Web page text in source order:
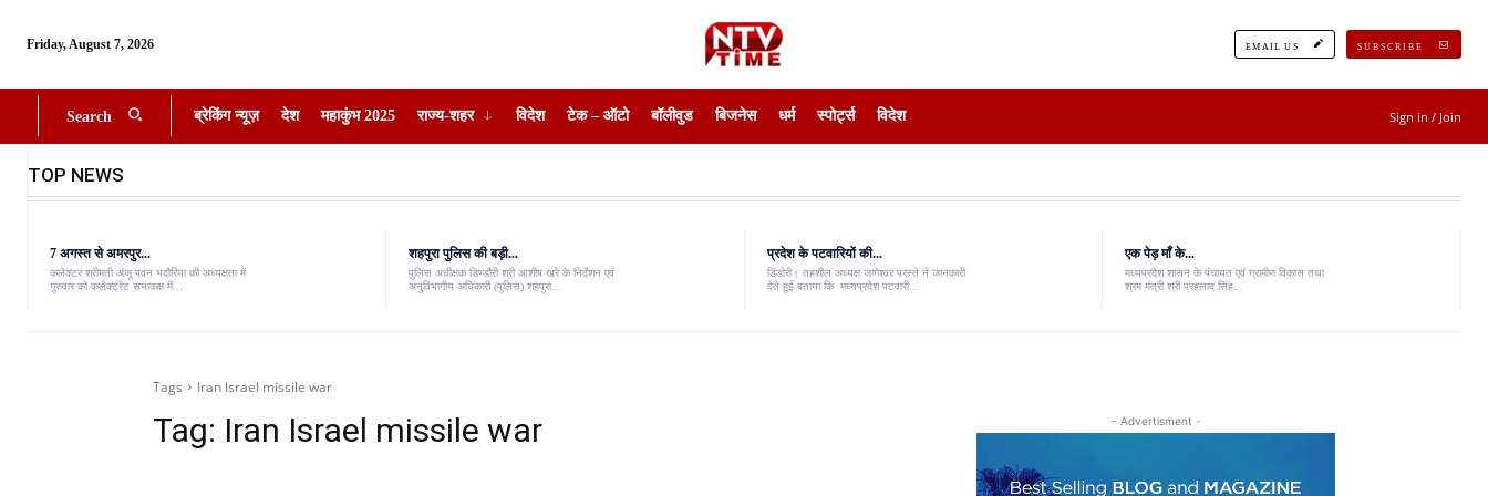
Friday, August 7, 2026 EMAIL US SUBSCRIBE
Search ब्रेकिंग न्यूज़ देश महाकुंभ 2025 राज्य-शहर विदेश टेक – ऑटो बॉलीवुड बिजनेस धर्म स्पोर्ट्स विदेश Sign in / Join
TOP NEWS
7 अगस्त से अमरपुर...
कलेक्टर श्रीमती अंजू पवन भदौरिया की अध्यक्षता में
गुरुवार को कलेक्ट्रेट सभाकक्ष में...
शहपुरा पुलिस की बड़ी...
पुलिस अधीक्षक डिण्डौरी श्री आशीष खरे के निर्देशन एवं
अनुविभागीय अधिकारी (पुलिस) शहपुरा...
प्रदेश के पटवारियों की...
डिंडोरी। तहशील अध्यक्ष जागेश्वर परस्ते ने जानकारी
देते हुई बताया कि मध्यप्रदेश पटवारी...
एक पेड़ माँ के...
मध्यप्रदेश शासन के पंचायत एवं ग्रामीण विकास तथा
श्रम मंत्री श्री प्रहलाद सिंह...
Tags Iran Israel missile war
Tag: Iran Israel missile war - Advertisment -